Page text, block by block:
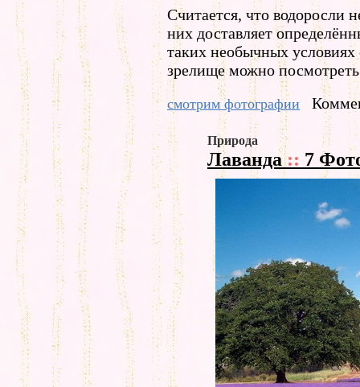
Считается, что водоросли
них доставляет
таких необычных условиях
зрелище можно
смотрим фотографии
Природа
Лаванда:: 7